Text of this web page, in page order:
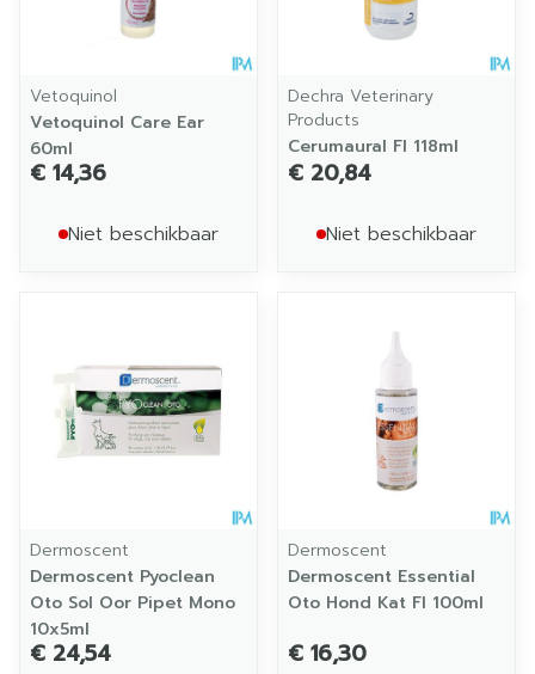
Vetoquinol
Vetoquinol Care Ear
60ml
€ 14,36
Niet beschikbaar
Dechra Veterinary
Products
Cerumaural Fl 118ml
€ 20,84
Niet beschikbaar
Dermoscent
Dermoscent Pyoclean
Oto Sol Oor Pipet Mono
10x5ml
€ 24,54
Dermoscent
Dermoscent Essential
Oto Hond Kat Fl 100ml
€ 16,30